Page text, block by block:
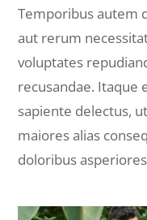
Temporibus autem
aut rerum
voluptates
recusandae. Itaque
sapiente delectus,
maiores alias
doloribus